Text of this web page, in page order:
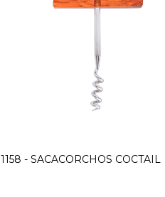
1158 - SACACORCHOS COCTAIL